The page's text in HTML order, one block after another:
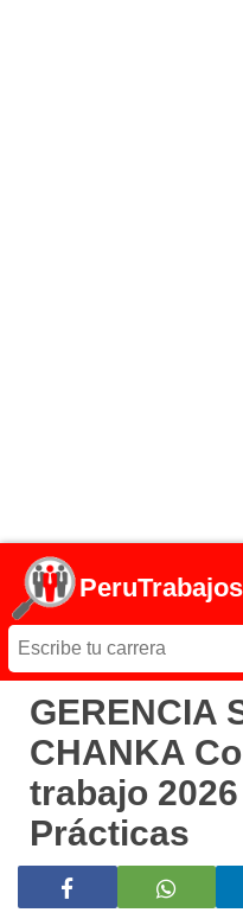
PeruTrabajos
GERENCIA
CHANKA
trabajo
Prácticas